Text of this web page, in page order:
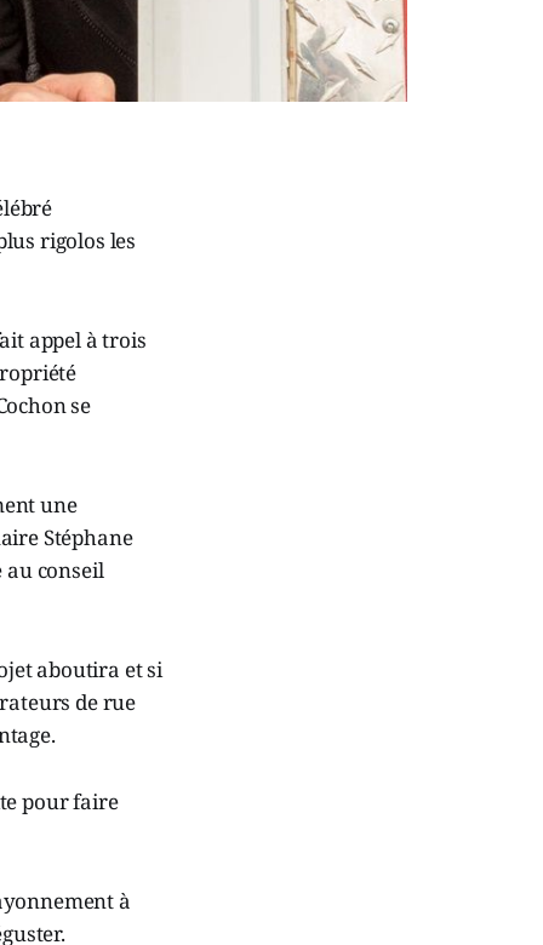
rigolos les
appel à trois
se
une
Stéphane
conseil
aboutira et si
de rue
pour faire